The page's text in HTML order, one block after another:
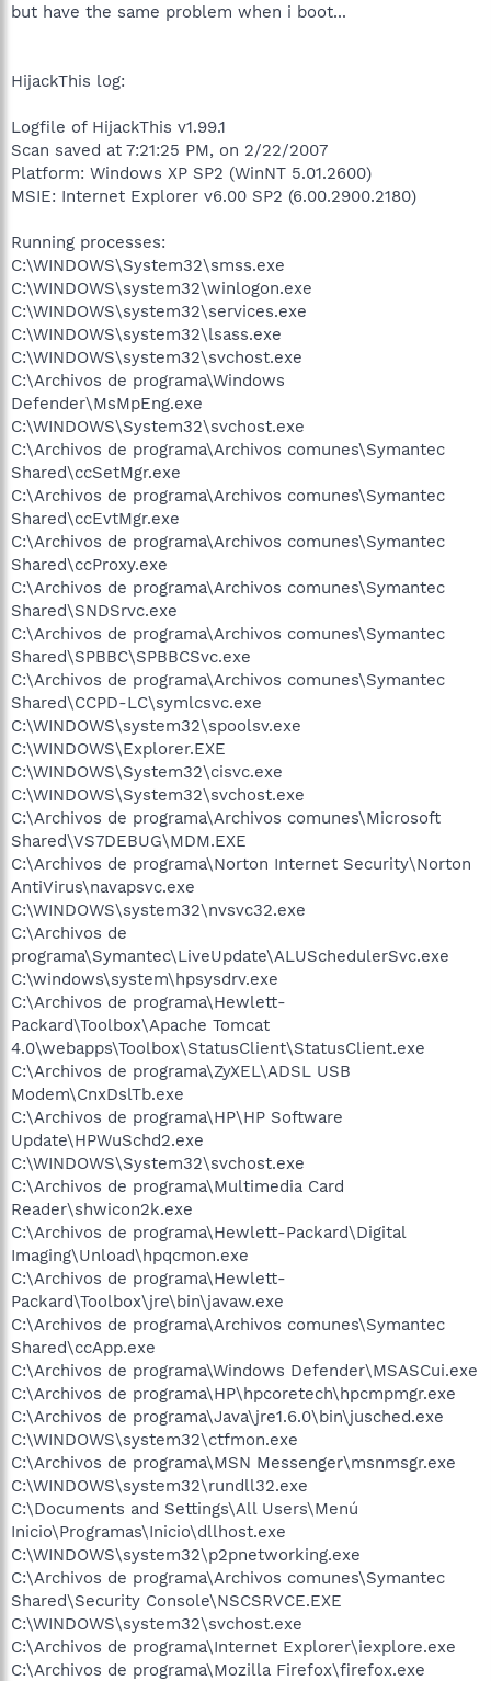
but have the same problem when i boot...
HijackThis log:
Logfile of HijackThis v1.99.1
Scan saved at 7:21:25 PM, on 2/22/2007
Platform: Windows XP SP2 (WinNT 5.01.2600)
MSIE: Internet Explorer v6.00 SP2 (6.00.2900.2180)
Running processes:
C:\WINDOWS\System32\smss.exe
C:\WINDOWS\system32\winlogon.exe
C:\WINDOWS\system32\services.exe
C:\WINDOWS\system32\lsass.exe
C:\WINDOWS\system32\svchost.exe
C:\Archivos de programa\Windows
Defender\MsMpEng.exe
C:\WINDOWS\System32\svchost.exe
C:\Archivos de programa\Archivos comunes\Symantec
Shared\ccSetMgr.exe
C:\Archivos de programa\Archivos comunes\Symantec
Shared\ccEvtMgr.exe
C:\Archivos de programa\Archivos comunes\Symantec
Shared\ccProxy.exe
C:\Archivos de programa\Archivos comunes\Symantec
Shared\SNDSrvc.exe
C:\Archivos de programa\Archivos comunes\Symantec
Shared\SPBBC\SPBBCSvc.exe
C:\Archivos de programa\Archivos comunes\Symantec
Shared\CCPD-LC\symlcsvc.exe
C:\WINDOWS\system32\spoolsv.exe
C:\WINDOWS\Explorer.EXE
C:\WINDOWS\System32\cisvc.exe
C:\WINDOWS\System32\svchost.exe
C:\Archivos de programa\Archivos comunes\Microsoft
Shared\VS7DEBUG\MDM.EXE
C:\Archivos de programa\Norton Internet Security\Norton
AntiVirus\navapsvc.exe
C:\WINDOWS\system32\nvsvc32.exe
C:\Archivos de
programa\Symantec\LiveUpdate\ALUSchedulerSvc.exe
C:\windows\system\hpsysdrv.exe
C:\Archivos de programa\Hewlett-
Packard\Toolbox\Apache Tomcat
4.0\webapps\Toolbox\StatusClient\StatusClient.exe
C:\Archivos de programa\ZyXEL\ADSL USB
Modem\CnxDslTb.exe
C:\Archivos de programa\HP\HP Software
Update\HPWuSchd2.exe
C:\WINDOWS\System32\svchost.exe
C:\Archivos de programa\Multimedia Card
Reader\shwicon2k.exe
C:\Archivos de programa\Hewlett-Packard\Digital
Imaging\Unload\hpqcmon.exe
C:\Archivos de programa\Hewlett-
Packard\Toolbox\jre\bin\javaw.exe
C:\Archivos de programa\Archivos comunes\Symantec
Shared\ccApp.exe
C:\Archivos de programa\Windows Defender\MSASCui.exe
C:\Archivos de programa\HP\hpcoretech\hpcmpmgr.exe
C:\Archivos de programa\Java\jre1.6.0\bin\jusched.exe
C:\WINDOWS\system32\ctfmon.exe
C:\Archivos de programa\MSN Messenger\msnmsgr.exe
C:\WINDOWS\system32\rundll32.exe
C:\Documents and Settings\All Users\Menú
Inicio\Programas\Inicio\dllhost.exe
C:\WINDOWS\system32\p2pnetworking.exe
C:\Archivos de programa\Archivos comunes\Symantec
Shared\Security Console\NSCSRVCE.EXE
C:\WINDOWS\system32\svchost.exe
C:\Archivos de programa\Internet Explorer\iexplore.exe
C:\Archivos de programa\Mozilla Firefox\firefox.exe